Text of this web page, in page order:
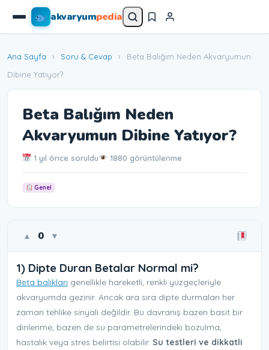
akvaryumpedia
Ana Sayfa › Soru & Cevap ›
Beta Balığım Neden Akvaryumun
Dibine Yatıyor?
Beta Balığım Neden
Akvaryumun Dibine Yatıyor?
1 yıl önce soruldu 1880 görüntülenme
Genel
▲ 0 ▼
1) Dipte Duran Betalar Normal mi?
Beta balıkları genellikle hareketli, renkli yüzgeçleriyle
akvaryumda gezinir. Ancak ara sıra dipte durmaları her
zaman tehlike sinyali değildir. Bu davranış bazen basit bir
dinlenme, bazen de su parametrelerindeki bozulma,
hastalık veya stres belirtisi olabilir. Su testleri ve dikkatli